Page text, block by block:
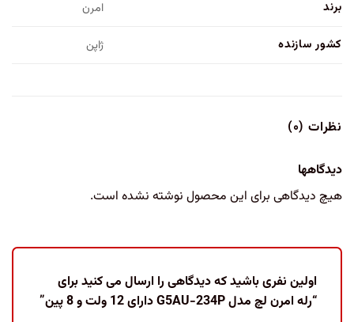
برند امرن
کشور سازنده ژاپن
نظرات (۰)
دیدگاهها
هیچ دیدگاهی برای این محصول نوشته نشده است.
اولین نفری باشید که دیدگاهی را ارسال می کنید برای
“رله امرن لچ مدل G5AU-234P دارای 12 ولت و 8 پین”